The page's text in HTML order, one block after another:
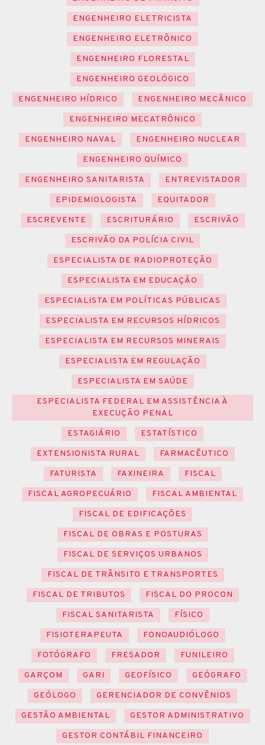
ENGENHEIRO ELETRICISTA
ENGENHEIRO ELETRÔNICO
ENGENHEIRO FLORESTAL
ENGENHEIRO GEOLÓGICO
ENGENHEIRO HÍDRICO
ENGENHEIRO MECÂNICO
ENGENHEIRO MECATRÔNICO
ENGENHEIRO NAVAL
ENGENHEIRO NUCLEAR
ENGENHEIRO QUÍMICO
ENGENHEIRO SANITARISTA
ENTREVISTADOR
EPIDEMIOLOGISTA
EQUITADOR
ESCREVENTE
ESCRITURÁRIO
ESCRIVÃO
ESCRIVÃO DA POLÍCIA CIVIL
ESPECIALISTA DE RADIOPROTEÇÃO
ESPECIALISTA EM EDUCAÇÃO
ESPECIALISTA EM POLÍTICAS PÚBLICAS
ESPECIALISTA EM RECURSOS HÍDRICOS
ESPECIALISTA EM RECURSOS MINERAIS
ESPECIALISTA EM REGULAÇÃO
ESPECIALISTA EM SAÚDE
ESPECIALISTA FEDERAL EM ASSISTÊNCIA À
EXECUÇÃO PENAL
ESTAGIÁRIO
ESTATÍSTICO
EXTENSIONISTA RURAL
FARMACÊUTICO
FATURISTA
FAXINEIRA
FISCAL
FISCAL AGROPECUÁRIO
FISCAL AMBIENTAL
FISCAL DE EDIFICAÇÕES
FISCAL DE OBRAS E POSTURAS
FISCAL DE SERVIÇOS URBANOS
FISCAL DE TRÂNSITO E TRANSPORTES
FISCAL DE TRIBUTOS
FISCAL DO PROCON
FISCAL SANITARISTA
FÍSICO
FISIOTERAPEUTA
FONOAUDIÓLOGO
FOTÓGRAFO
FRESADOR
FUNILEIRO
GARÇOM
GARI GEOFÍSICO
GEÓGRAFO
GEÓLOGO
GERENCIADOR DE CONVÊNIOS
GESTÃO AMBIENTAL
GESTOR ADMINISTRATIVO
GESTOR CONTÁBIL FINANCEIRO